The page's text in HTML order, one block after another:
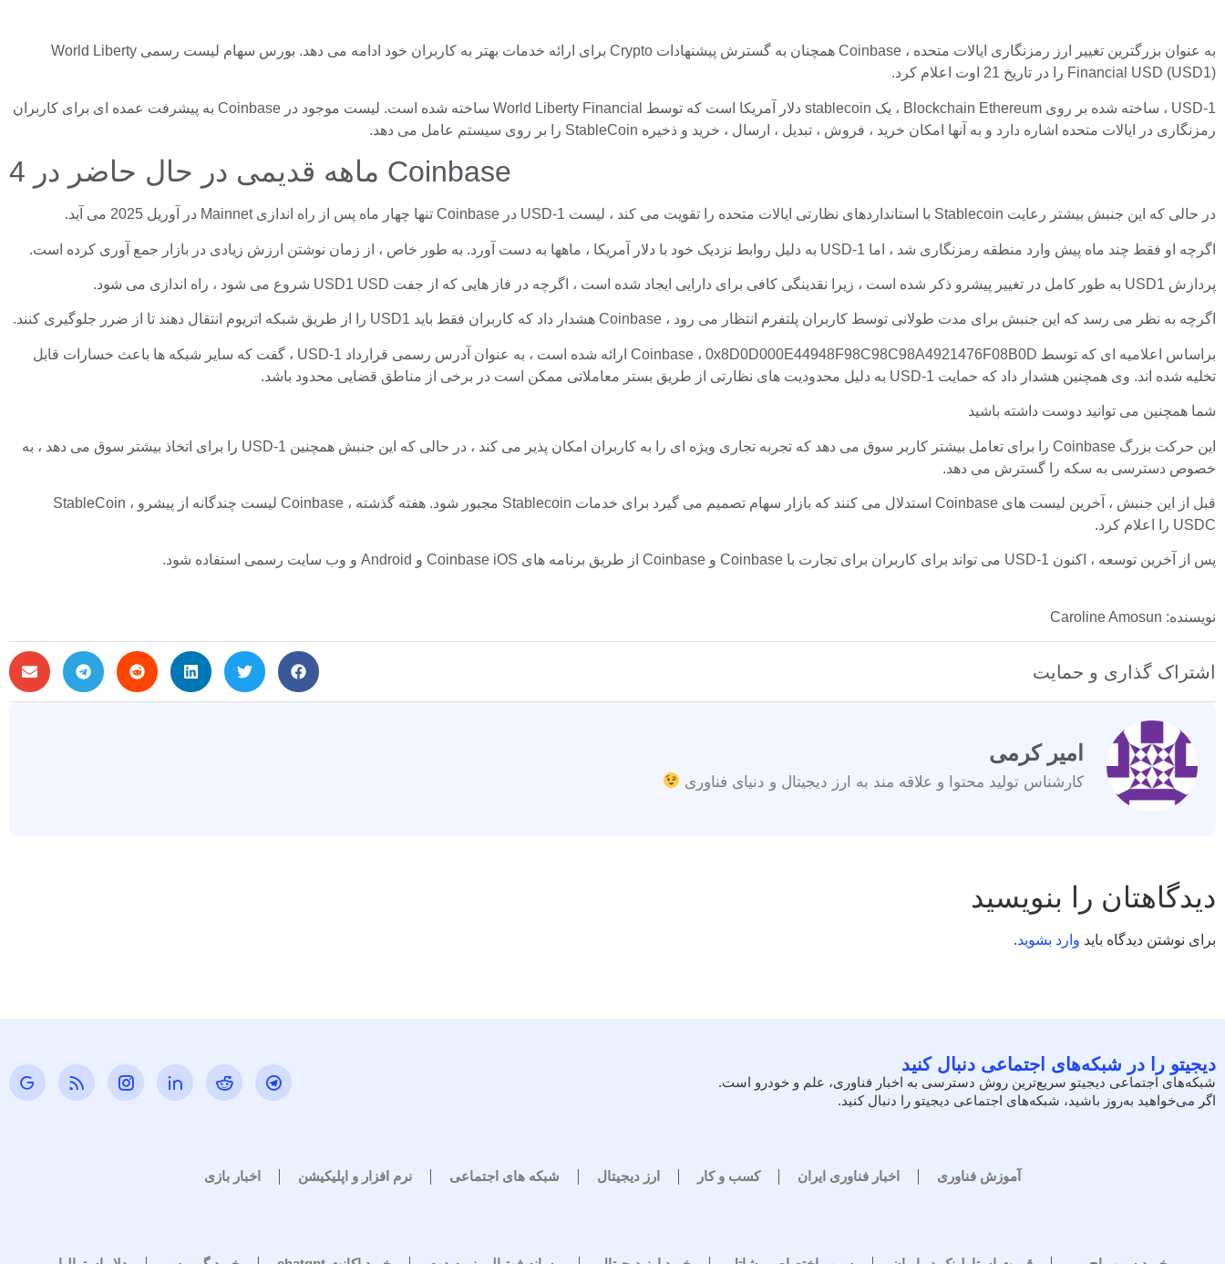
به عنوان بزرگترین تغییر ارز رمزنگاری ایالات متحده ، Coinbase همچنان به گسترش پیشنهادات Crypto برای ارائه خدمات بهتر به کاربران خود ادامه می دهد. بورس سهام لیست رسمی World Liberty
Financial USD (USD1) را در تاریخ 21 اوت اعلام کرد.
USD-1 ، ساخته شده بر روی Blockchain Ethereum ، یک stablecoin دلار آمریکا است که توسط World Liberty Financial ساخته شده است. لیست موجود در Coinbase به پیشرفت عمده ای برای کاربران
رمزنگاری در ایالات متحده اشاره دارد و به آنها امکان خرید ، فروش ، تبدیل ، ارسال ، خرید و ذخیره StableCoin را بر روی سیستم عامل می دهد.
4 ماهه قدیمی در حال حاضر در Coinbase
در حالی که این جنبش بیشتر رعایت Stablecoin با استانداردهای نظارتی ایالات متحده را تقویت می کند ، لیست USD-1 در Coinbase تنها چهار ماه پس از راه اندازی Mainnet در آوریل 2025 می آید.
اگرچه او فقط چند ماه پیش وارد منطقه رمزنگاری شد ، اما USD-1 به دلیل روابط نزدیک خود با دلار آمریکا ، ماهها به دست آورد. به طور خاص ، از زمان نوشتن ارزش زیادی در بازار جمع آوری کرده است.
پردازش USD1 به طور کامل در تغییر پیشرو ذکر شده است ، زیرا نقدینگی کافی برای دارایی ایجاد شده است ، اگرچه در فاز هایی که از جفت USD1 USD شروع می شود ، راه اندازی می شود.
اگرچه به نظر می رسد که این جنبش برای مدت طولانی توسط کاربران پلتفرم انتظار می رود ، Coinbase هشدار داد که کاربران فقط باید USD1 را از طریق شبکه اتریوم انتقال دهند تا از ضرر جلوگیری کنند.
براساس اعلامیه ای که توسط Coinbase ، 0x8D0D000E44948F98C98C98A4921476F08B0D ارائه شده است ، به عنوان آدرس رسمی قرارداد USD-1 ، گفت که سایر شبکه ها باعث خسارات قابل
تخلیه شده اند. وی همچنین هشدار داد که حمایت USD-1 به دلیل محدودیت های نظارتی از طریق بستر معاملاتی ممکن است در برخی از مناطق قضایی محدود باشد.
شما همچنین می توانید دوست داشته باشید
این حرکت بزرگ Coinbase را برای تعامل بیشتر کاربر سوق می دهد که تجربه تجاری ویژه ای را به کاربران امکان پذیر می کند ، در حالی که این جنبش همچنین USD-1 را برای اتخاذ بیشتر سوق می دهد ، به
خصوص دسترسی به سکه را گسترش می دهد.
قبل از این جنبش ، آخرین لیست های Coinbase استدلال می کنند که بازار سهام تصمیم می گیرد برای خدمات Stablecoin مجبور شود. هفته گذشته ، Coinbase لیست چندگانه از پیشرو StableCoin ،
USDC را اعلام کرد.
پس از آخرین توسعه ، اکنون USD-1 می تواند برای کاربران برای تجارت با Coinbase و Coinbase از طریق برنامه های Coinbase iOS و Android و وب سایت رسمی استفاده شود.
نویسنده: Caroline Amosun
اشتراک گذاری و حمایت
امیر کرمی
کارشناس تولید محتوا و علاقه مند به ارز دیجیتال و دنیای فناوری
دیدگاهتان را بنویسید
برای نوشتن دیدگاه باید وارد بشوید.
دیجیتو را در شبکه‌های اجتماعی دنبال کنید
شبکه‌های اجتماعی دیجیتو سریع‌ترین روش دسترسی به اخبار فناوری، علم و خودرو است.
اگر می‌خواهید به‌روز باشید، شبکه‌های اجتماعی دیجیتو را دنبال کنید.
آموزش فناوری اخبار فناوری ایران کسب و کار ارز دیجیتال شبکه های اجتماعی نرم افزار و اپلیکیشن اخبار بازی